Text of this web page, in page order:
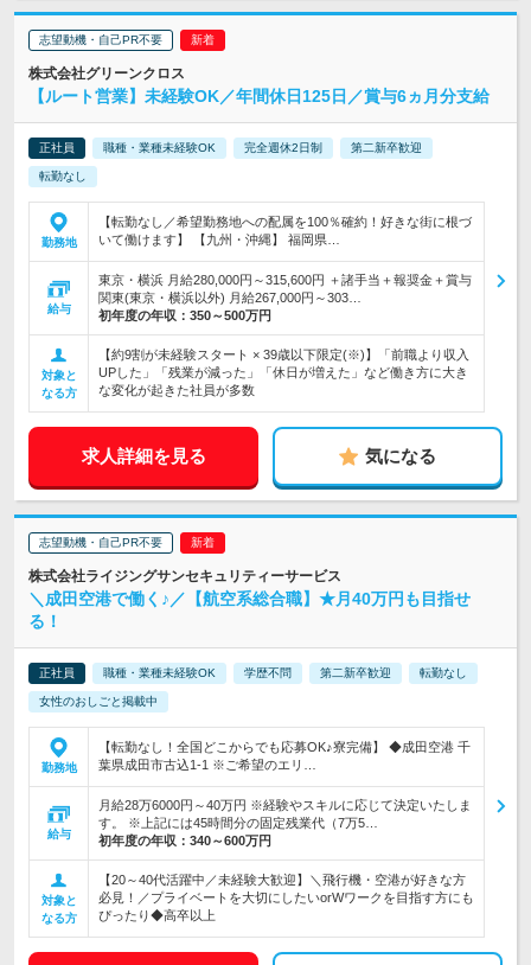
志望動機・自己PR不要
株式会社グリーンクロス
【ルート営業】未経験OK／年間休日125日／賞与6ヵ月分支給
正社員 職種・業種未経験OK 完全週休2日制 第二新卒歓迎
転勤なし
勤務地
【転勤なし／希望勤務地への配属を100％確約！好きな街に根づ
いて働けます】 【九州・沖縄】 福岡県…
給与
東京・横浜 月給280,000円～315,600円 ＋諸手当＋報奨金＋賞与
関東(東京・横浜以外) 月給267,000円～303…
初年度の年収： 350～500万円
対象と
なる方
【約9割が未経験スタート × 39歳以下限定(※)】「前職より収入
UPした」「残業が減った」「休日が増えた」など働き方に大き
な変化が起きた社員が多数
求人詳細を見る 気になる
志望動機・自己PR不要
株式会社ライジングサンセキュリティーサービス
＼成田空港で働く♪／【航空系総合職】★月40万円も目指せ
る！
正社員 職種・業種未経験OK 学歴不問 第二新卒歓迎 転勤なし
女性のおしごと掲載中
勤務地
【転勤なし！全国どこからでも応募OK♪寮完備】 ◆成田空港 千
葉県成田市古込1-1 ※ご希望のエリ…
給与
月給28万6000円～40万円 ※経験やスキルに応じて決定いたしま
す。 ※上記には45時間分の固定残業代（7万5…
初年度の年収： 340～600万円
対象と
なる方
【20～40代活躍中／未経験大歓迎】＼飛行機・空港が好きな方
必見！／プライベートを大切にしたいorWワークを目指す方にも
ぴったり◆高卒以上